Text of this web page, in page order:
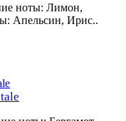
ноты: Лимон,
Апельсин, Ирис..